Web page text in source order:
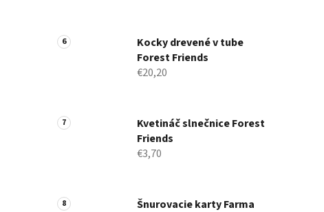
Kocky drevené v tube
Forest Friends
€20,20
Kvetináč slnečnice Forest
Friends
€3,70
Šnurovacie karty Farma